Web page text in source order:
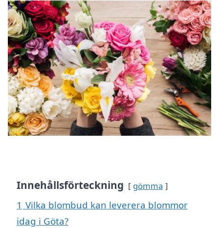
Innehållsförteckning gömma
1 Vilka blombud kan leverera blommor
idag i Göta?